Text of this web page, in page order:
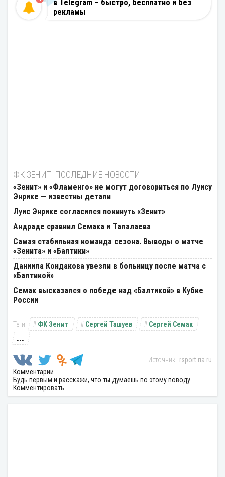
в Telegram – быстро, бесплатно и без
рекламы
ФК ЗЕНИТ: ПОСЛЕДНИЕ НОВОСТИ
«Зенит» и «Фламенго» не могут договориться по Луису
Энрике — известны детали
Луис Энрике согласился покинуть «Зенит»
Андраде сравнил Семака и Талалаева
Самая стабильная команда сезона. Выводы о матче
«Зенита» и «Балтики»
Даниила Кондакова увезли в больницу после матча с
«Балтикой»
Семак высказался о победе над «Балтикой» в Кубке
России
ФК Зенит Сергей Ташуев Сергей Семак
...
rsport.ria.ru
Комментарии
Будь первым и расскажи, что ты думаешь по этому поводу.
Комментировать